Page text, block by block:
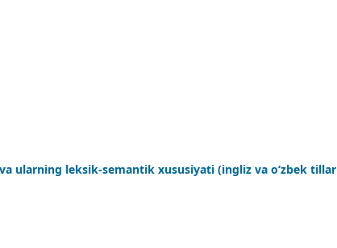
ularning leksik-semantik xususiyati (ingliz va o‘zbek